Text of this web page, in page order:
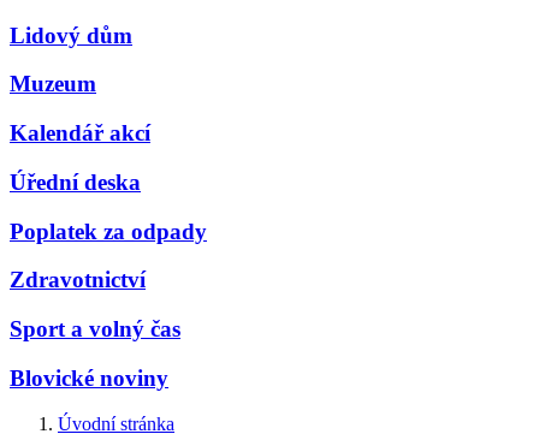
Lidový dům
Muzeum
Kalendář akcí
Úřední deska
Poplatek za odpady
Zdravotnictví
Sport a volný čas
Blovické noviny
Úvodní stránka